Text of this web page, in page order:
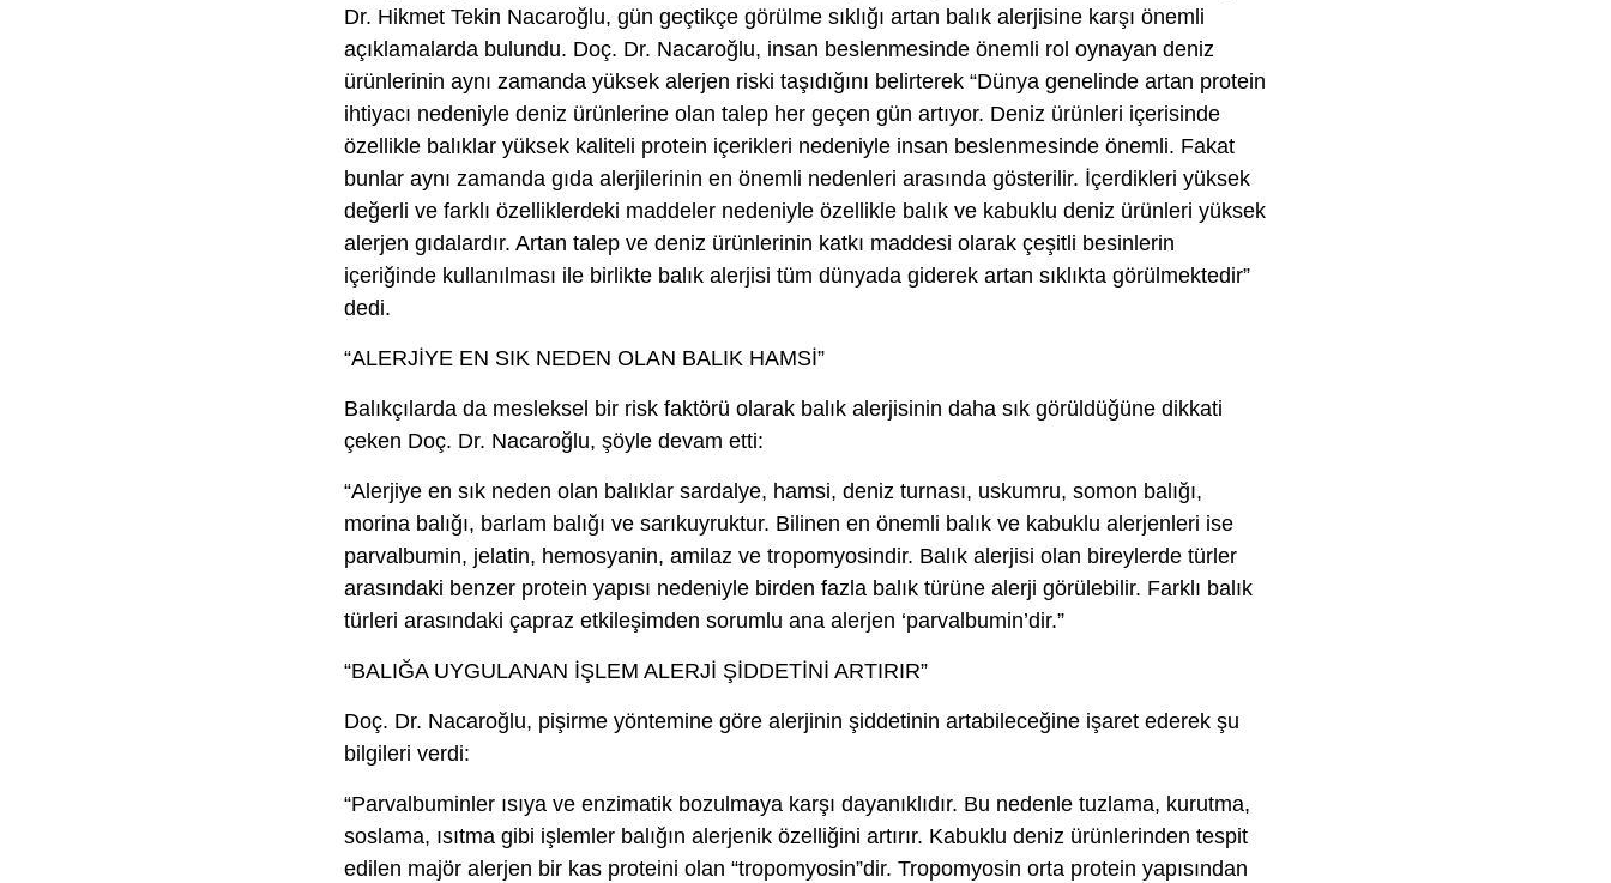
Dr. Hikmet Tekin Nacaroğlu, gün geçtikçe görülme sıklığı artan balık alerjisine karşı önemli
açıklamalarda bulundu. Doç. Dr. Nacaroğlu, insan beslenmesinde önemli rol oynayan deniz
ürünlerinin aynı zamanda yüksek alerjen riski taşıdığını belirterek “Dünya genelinde artan protein
ihtiyacı nedeniyle deniz ürünlerine olan talep her geçen gün artıyor. Deniz ürünleri içerisinde
özellikle balıklar yüksek kaliteli protein içerikleri nedeniyle insan beslenmesinde önemli. Fakat
bunlar aynı zamanda gıda alerjilerinin en önemli nedenleri arasında gösterilir. İçerdikleri yüksek
değerli ve farklı özelliklerdeki maddeler nedeniyle özellikle balık ve kabuklu deniz ürünleri yüksek
alerjen gıdalardır. Artan talep ve deniz ürünlerinin katkı maddesi olarak çeşitli besinlerin
içeriğinde kullanılması ile birlikte balık alerjisi tüm dünyada giderek artan sıklıkta görülmektedir”
dedi.
“ALERJİYE EN SIK NEDEN OLAN BALIK HAMSİ”
Balıkçılarda da mesleksel bir risk faktörü olarak balık alerjisinin daha sık görüldüğüne dikkati
çeken Doç. Dr. Nacaroğlu, şöyle devam etti:
“Alerjiye en sık neden olan balıklar sardalye, hamsi, deniz turnası, uskumru, somon balığı,
morina balığı, barlam balığı ve sarıkuyruktur. Bilinen en önemli balık ve kabuklu alerjenleri ise
parvalbumin, jelatin, hemosyanin, amilaz ve tropomyosindir. Balık alerjisi olan bireylerde türler
arasındaki benzer protein yapısı nedeniyle birden fazla balık türüne alerji görülebilir. Farklı balık
türleri arasındaki çapraz etkileşimden sorumlu ana alerjen ‘parvalbumin’dir.”
“BALIĞA UYGULANAN İŞLEM ALERJİ ŞİDDETİNİ ARTIRIR”
Doç. Dr. Nacaroğlu, pişirme yöntemine göre alerjinin şiddetinin artabileceğine işaret ederek şu
bilgileri verdi:
“Parvalbuminler ısıya ve enzimatik bozulmaya karşı dayanıklıdır. Bu nedenle tuzlama, kurutma,
soslama, ısıtma gibi işlemler balığın alerjenik özelliğini artırır. Kabuklu deniz ürünlerinden tespit
edilen majör alerjen bir kas proteini olan “tropomyosin”dir. Tropomyosin orta protein yapısından